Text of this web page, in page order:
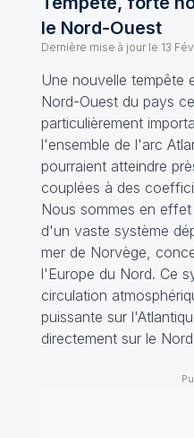
le Nord-Ouest
Dernière mise à jour le 13
Une nouvelle tempête
Nord-Ouest du pays
particulièrement
l'ensemble de l'arc
pourraient atteindre
couplées à des
Nous sommes en
d'un vaste système
mer de Norvège,
l'Europe du Nord. Ce
circulation
puissante sur
directement sur le